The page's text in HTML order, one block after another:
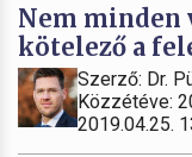
Nem
kötelező a
Szerző: Dr.
Közzétéve:
2019.04.25.